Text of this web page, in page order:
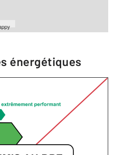
énergétiques